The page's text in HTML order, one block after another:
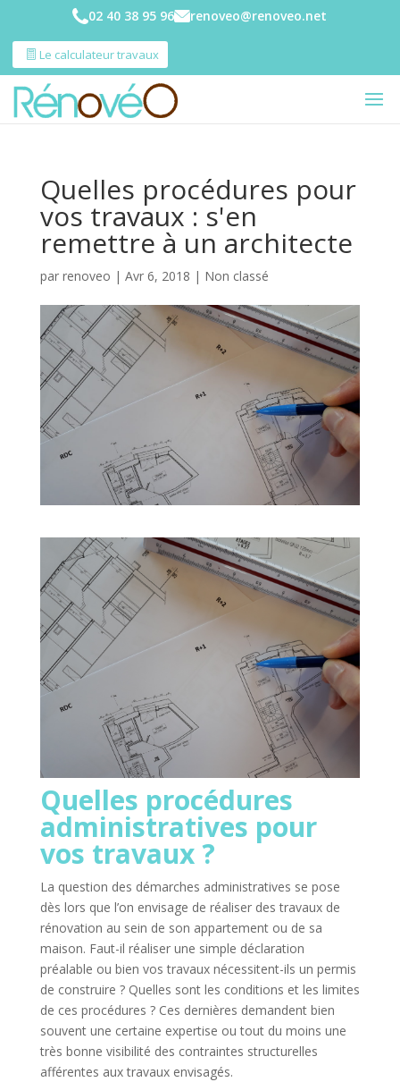
02 40 38 95 96 renoveo@renoveo.net
Le calculateur travaux
Quelles procédures pour
vos travaux : s'en
remettre à un architecte
par renoveo | Avr 6, 2018 | Non classé
Quelles procédures
administratives pour
vos travaux ?
La question des démarches administratives se pose
dès lors que l’on envisage de réaliser des travaux de
rénovation au sein de son appartement ou de sa
maison. Faut-il réaliser une simple déclaration
préalable ou bien vos travaux nécessitent-ils un permis
de construire ? Quelles sont les conditions et les limites
de ces procédures ? Ces dernières demandent bien
souvent une certaine expertise ou tout du moins une
très bonne visibilité des contraintes structurelles
afférentes aux travaux envisagés.